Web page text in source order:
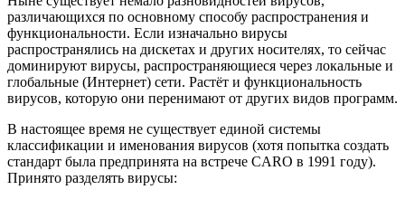
различающихся по основному способу распространения и
функциональности. Если изначально вирусы
распространялись на дискетах и других носителях, то сейчас
доминируют вирусы, распространяющиеся через локальные и
глобальные (Интернет) сети. Растёт и функциональность
вирусов, которую они перенимают от других видов программ.
В настоящее время не существует единой системы
классификации и именования вирусов (хотя попытка создать
стандарт была предпринята на встрече CARO в 1991 году).
Принято разделять вирусы: